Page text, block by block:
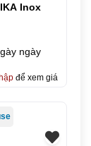
Inox
ngày
để xem giá